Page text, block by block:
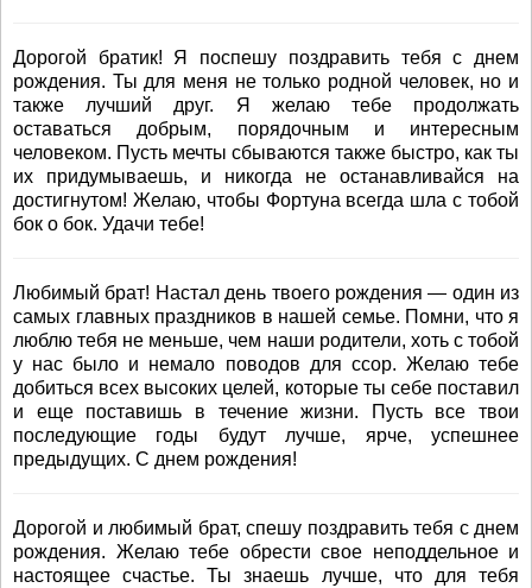
Дорогой братик! Я поспешу поздравить тебя с днем
рождения. Ты для меня не только родной человек, но и
также лучший друг. Я желаю тебе продолжать
оставаться добрым, порядочным и интересным
человеком. Пусть мечты сбываются также быстро, как ты
их придумываешь, и никогда не останавливайся на
достигнутом! Желаю, чтобы Фортуна всегда шла с тобой
бок о бок. Удачи тебе!
Любимый брат! Настал день твоего рождения — один из
самых главных праздников в нашей семье. Помни, что я
люблю тебя не меньше, чем наши родители, хоть с тобой
у нас было и немало поводов для ссор. Желаю тебе
добиться всех высоких целей, которые ты себе поставил
и еще поставишь в течение жизни. Пусть все твои
последующие годы будут лучше, ярче, успешнее
предыдущих. С днем рождения!
Дорогой и любимый брат, спешу поздравить тебя с днем
рождения. Желаю тебе обрести свое неподдельное и
настоящее счастье. Ты знаешь лучше, что для тебя